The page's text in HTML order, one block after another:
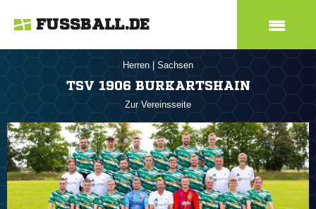
FUSSBALL.DE
Herren Sachsen
TSV 1906 BURKARTSHAIN
Zur Vereinsseite